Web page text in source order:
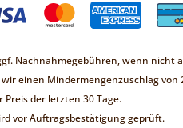
Nachnahmegebühren, wenn nicht
einen Mindermengenzuschlag von
der letzten 30 Tage.
vor Auftragsbestätigung geprüft.